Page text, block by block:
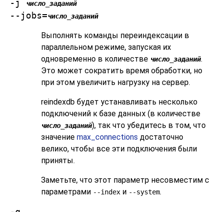
-j число_заданий
--jobs=число_заданий
Выполнять команды переиндексации в
параллельном режиме, запуская их
одновременно в количестве число_заданий.
Это может сократить время обработки, но
при этом увеличить нагрузку на сервер.
reindexdb будет устанавливать несколько
подключений к базе данных (в количестве
число_заданий), так что убедитесь в том, что
значение max_connections достаточно
велико, чтобы все эти подключения были
приняты.
Заметьте, что этот параметр несовместим с
параметрами --index и --system.